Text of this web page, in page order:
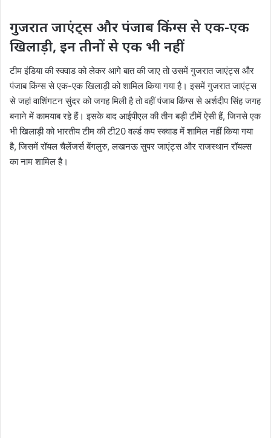
गुजरात जाएंट्स और पंजाब किंग्स से एक-एक
खिलाड़ी, इन तीनों से एक भी नहीं
टीम इंडिया की स्क्वाड को लेकर आगे बात की जाए तो उसमें गुजरात जाएंट्स और
पंजाब किंग्स से एक-एक खिलाड़ी को शामिल किया गया है। इसमें गुजरात जाएंट्स
से जहां वाशिंगटन सुंदर को जगह मिली है तो वहीं पंजाब किंग्स से अर्शदीप सिंह जगह
बनाने में कामयाब रहे हैं। इसके बाद आईपीएल की तीन बड़ी टीमें ऐसी हैं, जिनसे एक
भी खिलाड़ी को भारतीय टीम की टी20 वर्ल्ड कप स्क्वाड में शामिल नहीं किया गया
है, जिसमें रॉयल चैलेंजर्स बेंगलुरु, लखनऊ सुपर जाएंट्स और राजस्थान रॉयल्स
का नाम शामिल है।